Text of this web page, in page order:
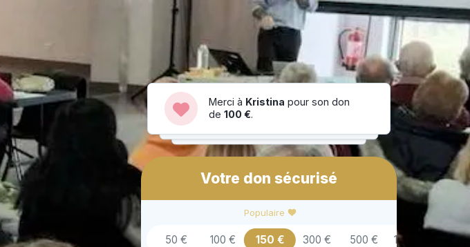
Merci à Kristina pour son don
de100 €.
Votre don sécurisé
50 € 100 €
Populaire
150 € 300 € 500 € 1 000 € 3